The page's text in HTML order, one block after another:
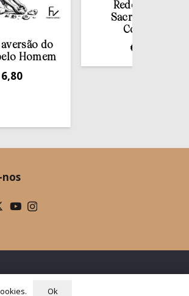
Redescobrir o
Sacramento da
Confissão
nos
Ok